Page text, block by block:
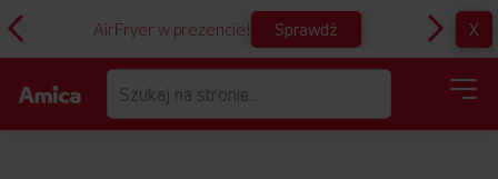
AirFryer w prezencie! Sprawdź X